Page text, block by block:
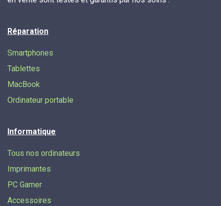
Réparation
Smartphones
Tablettes
MacBook
Ordinateur portable
Informatique
Tous nos ordinateurs
Imprimantes
PC Gamer
Accessoires